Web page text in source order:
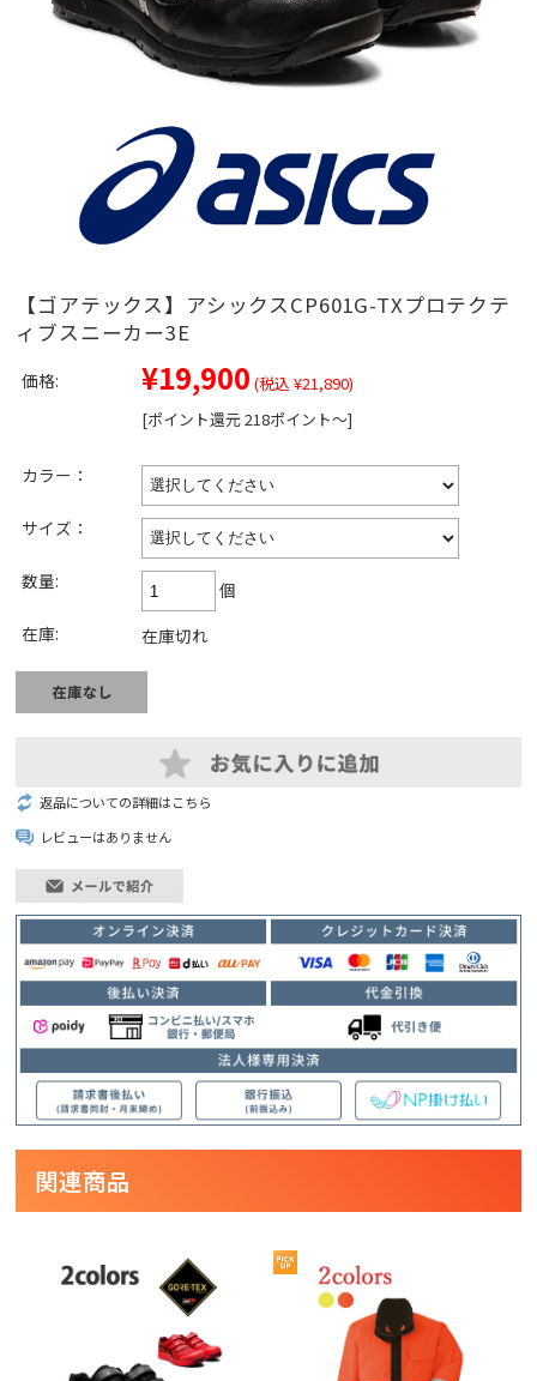
【ゴアテックス】アシックスCP601G-TXプロテクテ
ィブスニーカー3E
価格: ¥19,900 (税込 ¥21,890)
[ポイント還元 218ポイント～]
カラー：
サイズ：
数量:
個
在庫:
在庫切れ
返品についての詳細はこちら
レビューはありません
関連商品